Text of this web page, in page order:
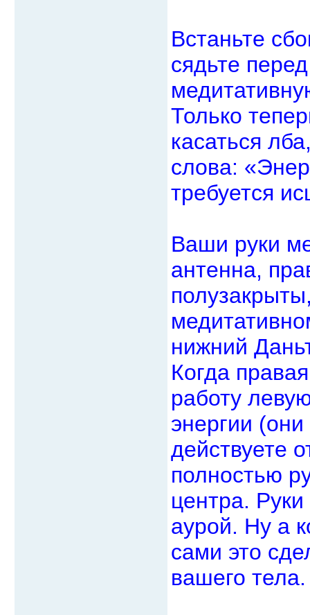
Встаньте
сядьте
Только
касаться
слова:
требуется
Ваши руки
антенна,
нижний
Когда
работу
энергии
действуете
полностью
центра.
аурой. Ну а
сами это
вашего тела.